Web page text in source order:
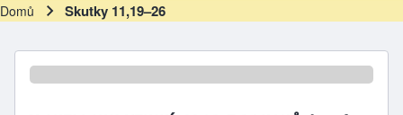
Drobečková navigace
Domů Skutky 11,19–26